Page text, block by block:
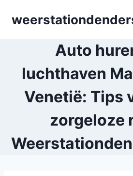
Auto
luchthaven
Venetië: Tips
zorgeloze